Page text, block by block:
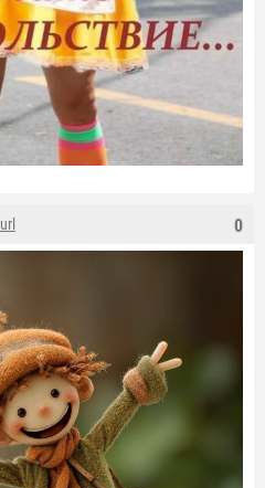
0
url